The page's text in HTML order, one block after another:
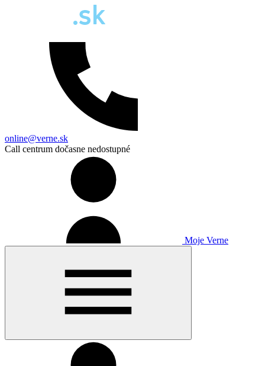
online@verne.sk
Call centrum dočasne nedostupné
Moje Verne